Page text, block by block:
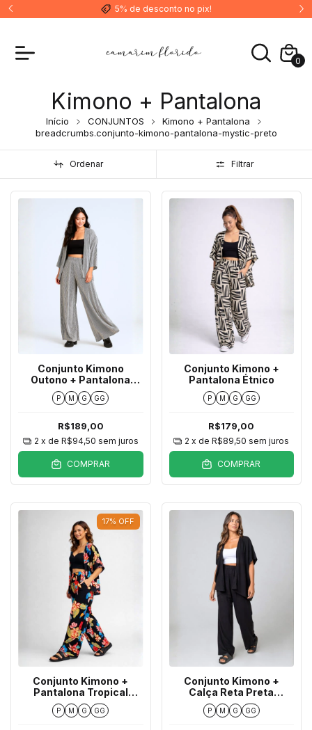
5% de desconto no pix!
0
Kimono + Pantalona
Início CONJUNTOS
Kimono + Pantalona
breadcrumbs.conjunto-kimono-pantalona-mystic-preto
Ordenar Filtrar
Conjunto Kimono
Outono + Pantalona
Listras
P M G GG
R$189,00
2 x de R$94,50 sem juros
COMPRAR
Conjunto Kimono +
Pantalona Étnico
P M G GG
R$179,00
2 x deR$89,50 sem juros
COMPRAR
17% OFF
Conjunto Kimono +
Pantalona Tropical
Tucano Preto
P M G GG
Conjunto Kimono +
Calça Reta Preta
Texturizada
P M G GG